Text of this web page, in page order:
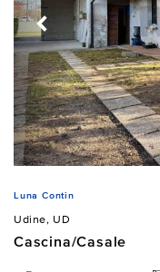
Luna Contin
Udine, UD
Cascina/Casale